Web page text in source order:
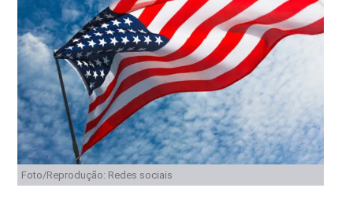
Foto/Reprodução: Redes sociais